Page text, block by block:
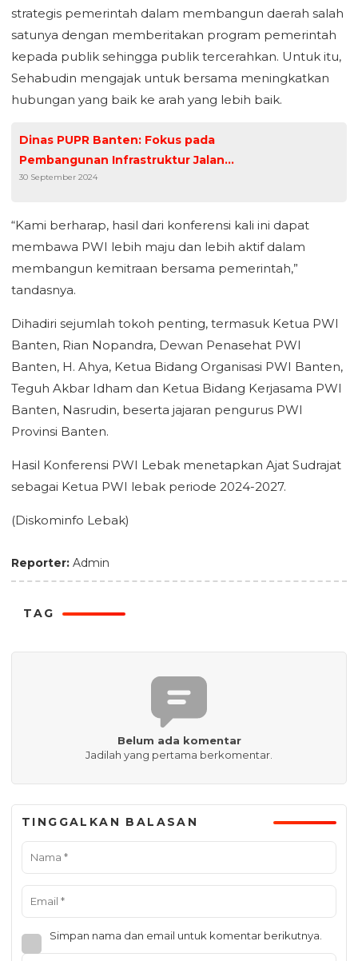
strategis pemerintah dalam membangun daerah salah
satunya dengan memberitakan program pemerintah
kepada publik sehingga publik tercerahkan. Untuk itu,
Sehabudin mengajak untuk bersama meningkatkan
hubungan yang baik ke arah yang lebih baik.
Dinas PUPR Banten: Fokus pada
Pembangunan Infrastruktur Jalan
Strategis
30 September 2024
“Kami berharap, hasil dari konferensi kali ini dapat
membawa PWI lebih maju dan lebih aktif dalam
membangun kemitraan bersama pemerintah,”
tandasnya.
Dihadiri sejumlah tokoh penting, termasuk Ketua PWI
Banten, Rian Nopandra, Dewan Penasehat PWI
Banten, H. Ahya, Ketua Bidang Organisasi PWI Banten,
Teguh Akbar Idham dan Ketua Bidang Kerjasama PWI
Banten, Nasrudin, beserta jajaran pengurus PWI
Provinsi Banten.
Hasil Konferensi PWI Lebak menetapkan Ajat Sudrajat
sebagai Ketua PWI lebak periode 2024-2027.
(Diskominfo Lebak)
Reporter: Admin
TAG
Belum ada komentar
Jadilah yang pertama berkomentar.
TINGGALKAN BALASAN
Simpan nama dan email untuk komentar berikutnya.